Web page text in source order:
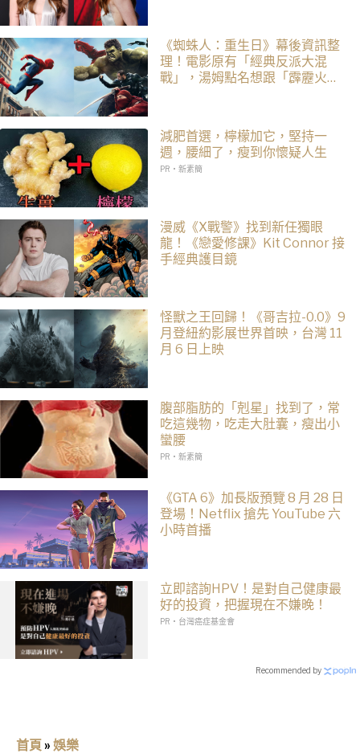
《蜘蛛人：重生日》幕後資訊整
理！電影原有「經典反派大混
戰」，湯姆點名想跟「霹靂火」
減肥首選，檸檬加它，堅持一
週，腰細了，瘦到你懷疑人生
PR・新素簡
漫威《X戰警》找到新任獨眼
龍！《戀愛修課》Kit Connor 接
手經典護目鏡
怪獸之王回歸！《哥吉拉-0.0》9
月登紐約影展世界首映，台灣 11
月 6 日上映
腹部脂肪的「剋星」找到了，常
吃這幾物，吃走大肚囊，瘦出小
蠻腰
PR・新素簡
《GTA 6》加長版預覽 8 月 28 日
登場！Netflix 搶先 YouTube 六
小時首播
立即諮詢HPV！是對自己健康最
好的投資，把握現在不嫌晚！
PR・台灣癌症基金會
Recommended by
首頁 » 娛樂